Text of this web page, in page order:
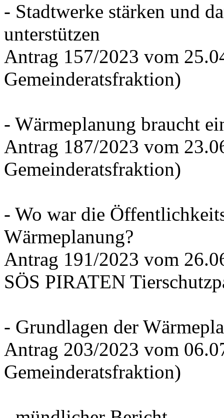
- Stadtwerke stärken und
unterstützen
Antrag 157/2023 vom
Gemeinderatsfraktion)
- Wärmeplanung braucht
Antrag 187/2023 vom
Gemeinderatsfraktion)
- Wo war die
Wärmeplanung?
Antrag 191/2023 vom
SÖS PIRATEN
- Grundlagen der
Antrag 203/2023 vom
Gemeinderatsfraktion)